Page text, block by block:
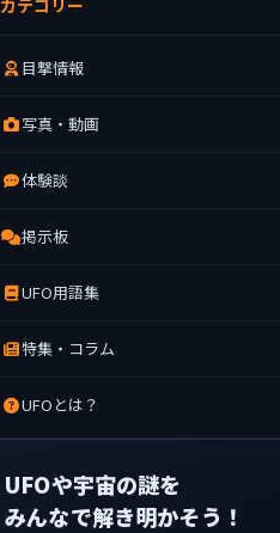
カテゴリー
目撃情報
写真・動画
体験談
掲示板
UFO用語集
特集・コラム
UFOとは？
UFOや宇宙の謎を
みんなで解き明かそう！